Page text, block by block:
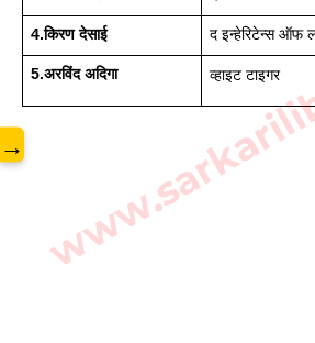
4.किरण देसाई द इन्हेरिटेन्स ऑफ
5.अरविंद अदिगा व्हाइट टाइगर
→